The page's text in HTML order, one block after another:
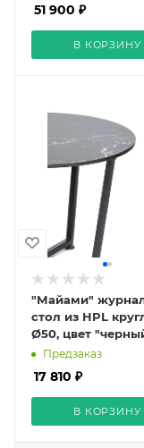
51 900 ₽
В КОРЗИНУ
"Майами"
стол из HPL
Ø50, цвет
мрамор"
Предзаказ
17 810 ₽
В КОРЗИНУ